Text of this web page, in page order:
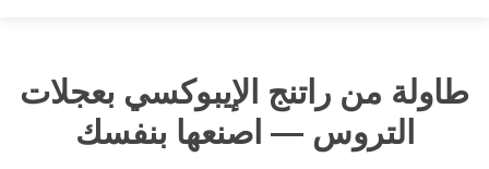
طاولة من راتنج الإيبوكسي بعجلات
التروس — اصنعها بنفسك